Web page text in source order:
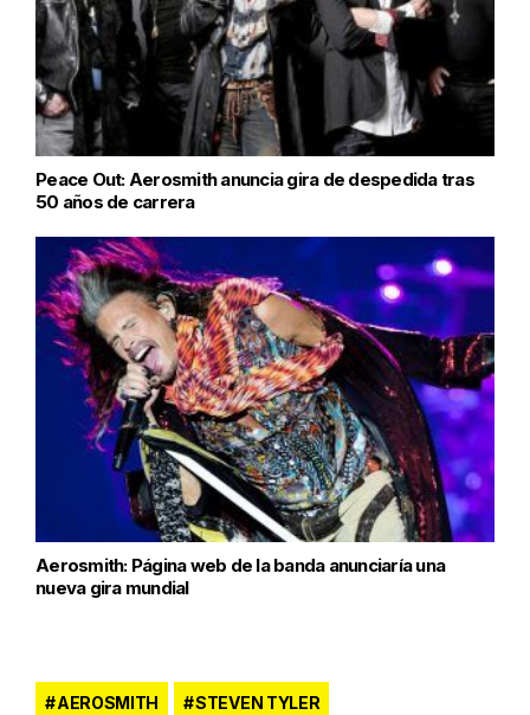
Peace Out: Aerosmith anuncia gira de despedida tras
50 años de carrera
Aerosmith: Página web de la banda anunciaría una
nueva gira mundial
AEROSMITH STEVEN TYLER